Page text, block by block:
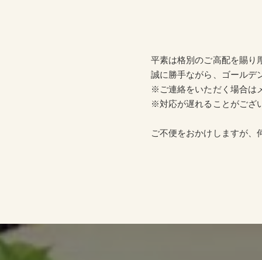
平素は格別のご高配を賜り
誠に勝手ながら、ゴールデ
※ご連絡をいただく場合は
※対応が遅れることがござ
ご不便をおかけしますが、